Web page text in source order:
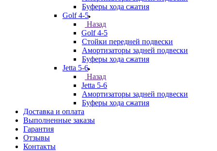
Буферы хода сжатия
Golf 4-5
Назад
Golf 4-5
Стойки передней подвески
Амортизаторы задней подвески
Буферы хода сжатия
Jetta 5-6
Назад
Jetta 5-6
Амортизаторы задней подвески
Буферы хода сжатия
Доставка и оплата
Выполненные заказы
Гарантия
Отзывы
Контакты